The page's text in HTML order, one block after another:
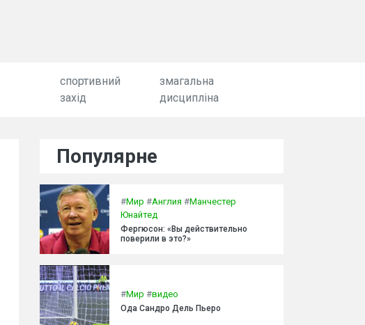
спортивний
захід
змагальна
дисципліна
Популярне
#Мир #Англия #Манчестер
Юнайтед
Фергюсон: «Вы действительно
поверили в это?»
#Мир #видео
Ода Сандро Дель Пьеро